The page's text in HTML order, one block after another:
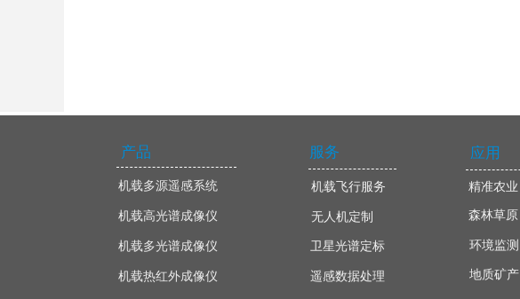
服务 应用
机载多源遥感系统
机载高光谱成像仪
机载多光谱成像仪
机载热红外成像仪
产品
机载飞行服务
无人机定制
卫星光谱定标
遥感数据处理
精准农业
森林草原
环境监测
地质矿产